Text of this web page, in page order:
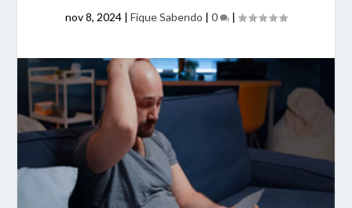
nov 8, 2024 | Fique Sabendo | 0 |